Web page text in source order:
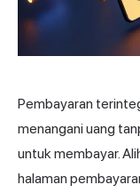
Pembayaran
menangani uang
untuk membayar.
halaman